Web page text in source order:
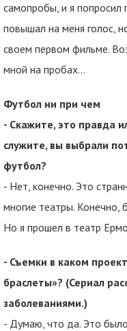
самопробы, и я попросил
повышал на меня голос,
своем первом фильме.
мной на пробах…
Футбол ни при чем
- Скажите, это правда
служите, вы выбрали
футбол?
- Нет, конечно. Это
многие театры. Конечно,
Но я прошел в театр
- Съемки в каком
браслеты»? (Сериал
заболеваниями.)
- Думаю, что да. Это